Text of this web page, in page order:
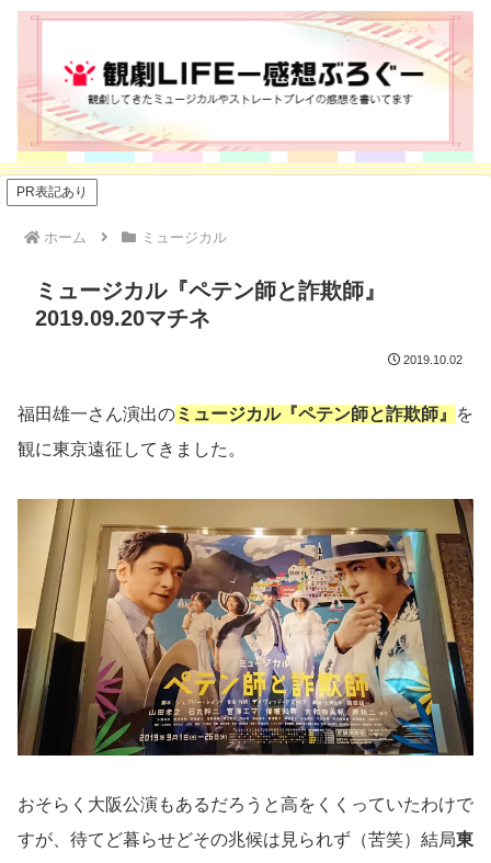
PR表記あり
ホーム ミュージカル
ミュージカル『ペテン師と詐欺師』
2019.09.20マチネ
2019.10.02
福田雄一さん演出のミュージカル『ペテン師と詐欺師』
を
観に東京遠征してきました。
おそらく大阪公演もあるだろうと高をくくっていたわけで
すが、待てど暮らせどその兆候は見られず（苦笑）結局東